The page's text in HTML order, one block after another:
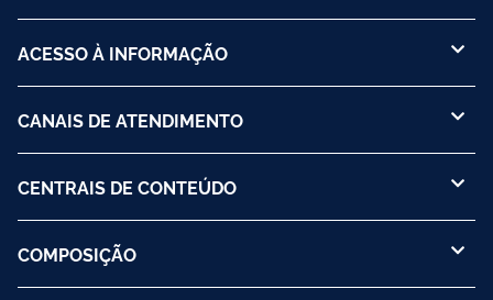
ACESSO À INFORMAÇÃO
CANAIS DE ATENDIMENTO
CENTRAIS DE CONTEÚDO
COMPOSIÇÃO